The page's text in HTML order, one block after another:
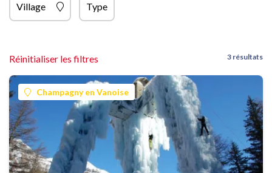
Village Type
Réinitialiser les filtres 3 résultats
Champagny en Vanoise